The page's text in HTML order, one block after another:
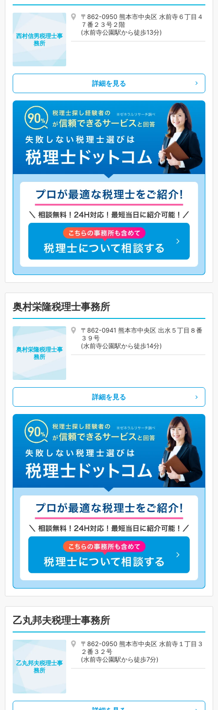
〒862-0950 熊本市中央区 水前寺６丁目４
７番２３号２階
(水前寺公園駅から徒歩13分)
西村信男税理士事
務所
詳細を見る
奥村栄隆税理士事務所
〒862-0941 熊本市中央区 出水５丁目８番
３９号
(水前寺公園駅から徒歩14分)
奥村栄隆税理士事
務所
詳細を見る
乙丸邦夫税理士事務所
〒862-0950 熊本市中央区 水前寺１丁目３
２番３２号
(水前寺公園駅から徒歩7分)
乙丸邦夫税理士事
務所